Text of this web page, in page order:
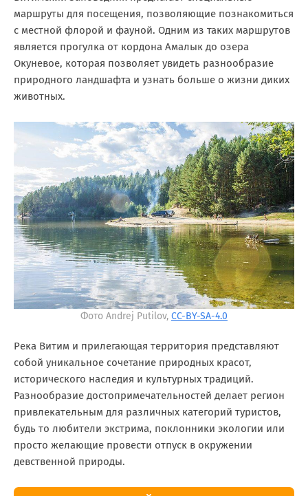
маршруты для посещения, позволяющие познакомиться
с местной флорой и фауной. Одним из таких маршрутов
является прогулка от кордона Амалык до озера
Окуневое, которая позволяет увидеть разнообразие
природного ландшафта и узнать больше о жизни диких
животных.
Фото Andrej Putilov, CC-BY-SA-4.0
Река Витим и прилегающая территория представляют
собой уникальное сочетание природных красот,
исторического наследия и культурных традиций.
Разнообразие достопримечательностей делает регион
привлекательным для различных категорий туристов,
будь то любители экстрима, поклонники экологии или
просто желающие провести отпуск в окружении
девственной природы.